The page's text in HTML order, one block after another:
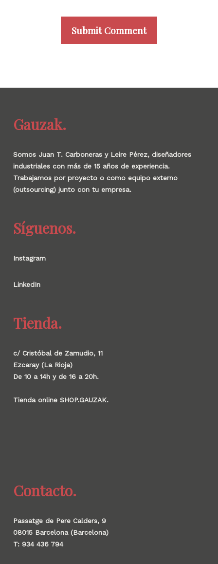
Gauzak.
Somos Juan T. Carboneras y Leire Pérez, diseñadores
industriales con más de 15 años de experiencia.
Trabajamos por proyecto o como equipo externo
(outsourcing) junto con tu empresa.
Síguenos.
Instagram
LinkedIn
Tienda.
c/ Cristóbal de Zamudio, 11
Ezcaray (La Rioja)
De 10 a 14h y de 16 a 20h.
Tienda online SHOP.GAUZAK.
Contacto.
Passatge de Pere Calders, 9
08015 Barcelona (Barcelona)
T: 934 436 794